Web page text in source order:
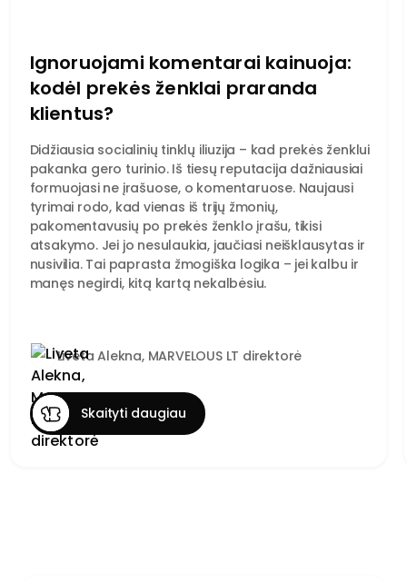
Ignoruojami komentarai kainuoja:
kodėl prekės ženklai praranda
klientus?
Didžiausia socialinių tinklų iliuzija – kad prekės ženklui
pakanka gero turinio. Iš tiesų reputacija dažniausiai
formuojasi ne įrašuose, o komentaruose. Naujausi
tyrimai rodo, kad vienas iš trijų žmonių,
pakomentavusių po prekės ženklo įrašu, tikisi
atsakymo. Jei jo nesulaukia, jaučiasi neišklausytas ir
nusivilia. Tai paprasta žmogiška logika – jei kalbu ir
manęs negirdi, kitą kartą nekalbėsiu.
Liveta Alekna, MARVELOUS LT direktorė
Skaityti daugiau